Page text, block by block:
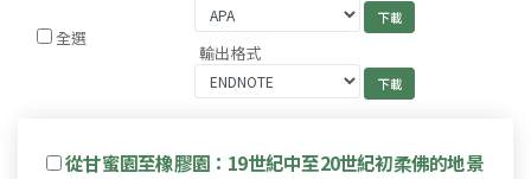
全選
輸出格式
從甘蜜園至橡膠園：19世紀中至20世紀初柔佛的地景